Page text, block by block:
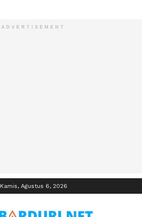
ADVERTISEMENT
Kamis, Agustus 6, 2026